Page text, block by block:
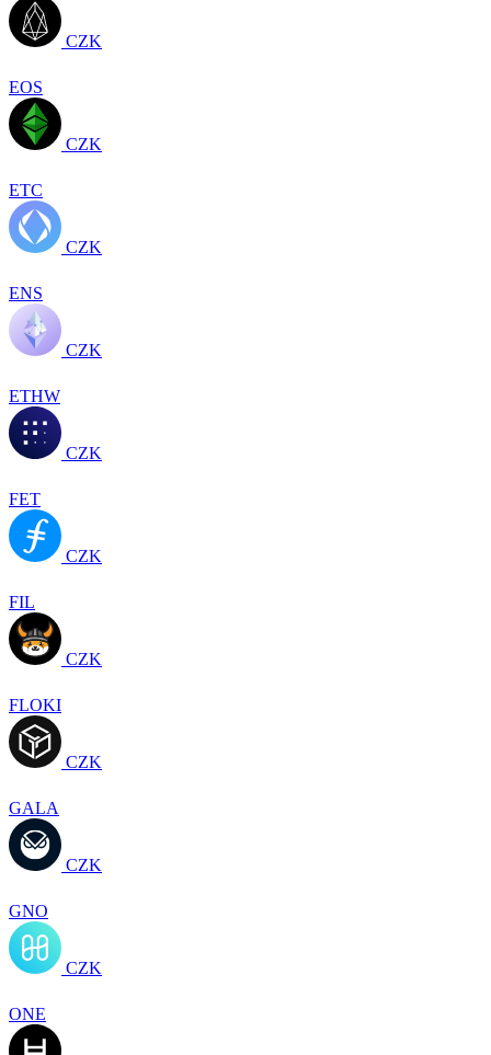
CZK
EOS
CZK
ETC
CZK
ENS
CZK
ETHW
CZK
FET
CZK
FIL
CZK
FLOKI
CZK
GALA
CZK
GNO
CZK
ONE